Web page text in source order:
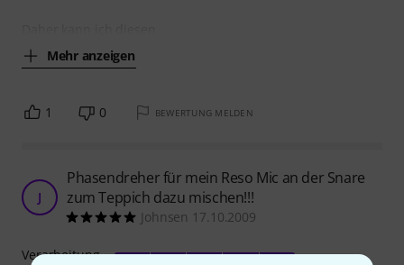
Mehr anzeigen
1 0 BEWERTUNG MELDEN
J
Phasendreher für mein Reso Mic an der Snare
zum Teppich dazu mischen!!!
Johnsen 17.10.2009
Verarbeitung